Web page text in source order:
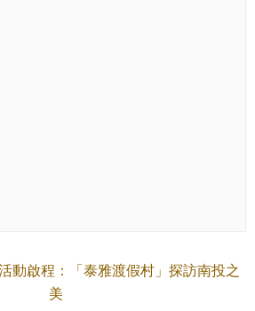
動啟程：「泰雅渡假村」探訪南投之
美